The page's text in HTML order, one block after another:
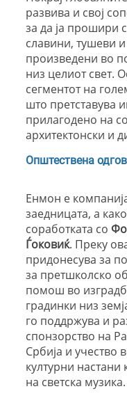
развива и свој
за да ја прошири
славини, тушеви
произведени во
низ целиот свет.
сегментот на
што претставува
прилагодено на
архитектонски и
Општествена
Енмон е
заедницата, а
соработката со
Ѓоковиќ. Преку
придонесува за
за претшколско
помош во
градинки низ
го поддржува и
спонзорство на
Србија и учество
културни
на светска музика.